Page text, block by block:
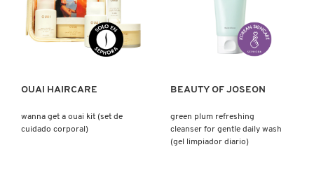
Ver más
OUAI HAIRCARE
wanna get a ouai kit (set de
cuidado corporal)
Ver más
BEAUTY OF JOSEON
green plum refreshing
cleanser for gentle daily wash
(gel limpiador diario)